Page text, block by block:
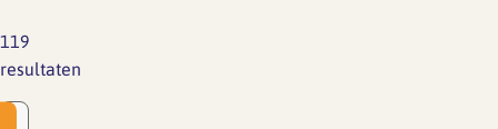
119
resultaten